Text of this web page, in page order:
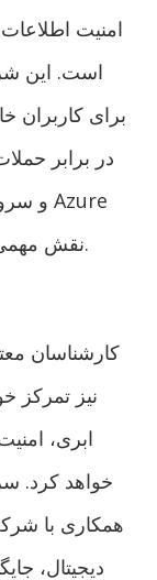
امنیت
است. این
برای کاربران
در برابر
نقش مهمی در افزایش امنیت دیجیتال ایفا می‌کنند.
کارشناسان
نیز تمرکز
ابری،
خواهد کرد.
همکاری با
دیجیتال،